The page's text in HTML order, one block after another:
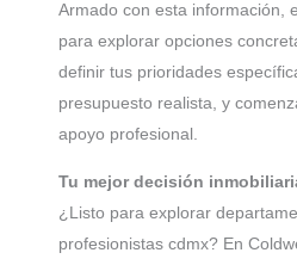
Armado con esta información,
para explorar opciones
definir tus prioridades
presupuesto realista, y
apoyo profesional.
Tu mejor decisión
¿Listo para explorar
profesionistas cdmx? En